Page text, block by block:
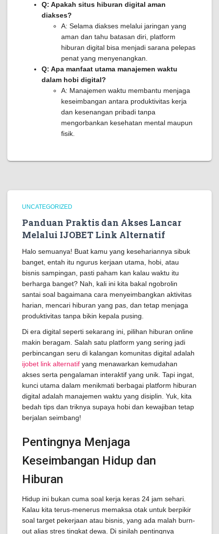
Q: Apakah situs hiburan digital aman
diakses?
A: Selama diakses melalui jaringan yang
aman dan tahu batasan diri, platform
hiburan digital bisa menjadi sarana pelepas
penat yang menyenangkan.
Q: Apa manfaat utama manajemen waktu
dalam hobi digital?
A: Manajemen waktu membantu menjaga
keseimbangan antara produktivitas kerja
dan kesenangan pribadi tanpa
mengorbankan kesehatan mental maupun
fisik.
UNCATEGORIZED
Panduan Praktis dan Akses Lancar
Melalui IJOBET Link Alternatif
Halo semuanya! Buat kamu yang kesehariannya sibuk
banget, entah itu ngurus kerjaan utama, hobi, atau
bisnis sampingan, pasti paham kan kalau waktu itu
berharga banget? Nah, kali ini kita bakal ngobrolin
santai soal bagaimana cara menyeimbangkan aktivitas
harian, mencari hiburan yang pas, dan tetap menjaga
produktivitas tanpa bikin kepala pusing.
Di era digital seperti sekarang ini, pilihan hiburan online
makin beragam. Salah satu platform yang sering jadi
perbincangan seru di kalangan komunitas digital adalah
ijobet link alternatif yang menawarkan kemudahan
akses serta pengalaman interaktif yang unik. Tapi ingat,
kunci utama dalam menikmati berbagai platform hiburan
digital adalah manajemen waktu yang disiplin. Yuk, kita
bedah tips dan triknya supaya hobi dan kewajiban tetap
berjalan seimbang!
Pentingnya Menjaga
Keseimbangan Hidup dan
Hiburan
Hidup ini bukan cuma soal kerja keras 24 jam sehari.
Kalau kita terus-menerus memaksa otak untuk berpikir
soal target pekerjaan atau bisnis, yang ada malah burn-
out alias stres tingkat dewa. Di sinilah pentingnya